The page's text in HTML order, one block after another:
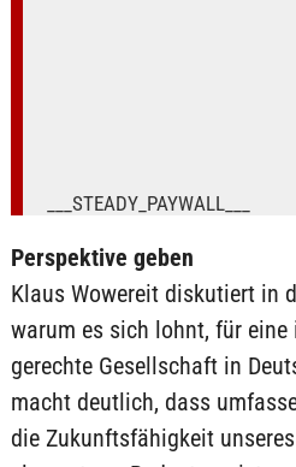
___STEADY_PAYWALL___
Perspektive geben
Klaus Wowereit diskutiert in
warum es sich lohnt, für
gerechte Gesellschaft in
macht deutlich, dass
die Zukunftsfähigkeit